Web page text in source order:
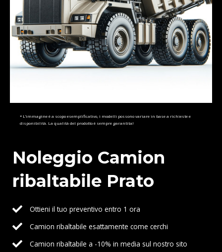
Noleggio Camion
ribaltabile Prato
Ottieni il tuo preventivo entro 1 ora
Camion ribaltabile esattamente come cerchi
Camion ribaltabile a -10% in media sul nostro sito
* L’immagine è a scopo esemplificativo, i modelli possono variare in base a richieste e
disponibilità. La qualità del prodotto è sempre garantita!